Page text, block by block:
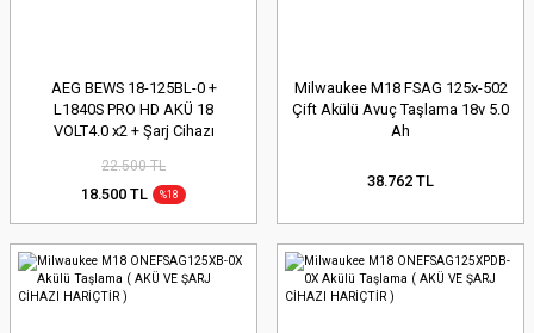
AEG BEWS 18-125BL-0 +
L1840S PRO HD AKÜ 18
VOLT4.0 x2 + Şarj Cihazı
22.500 TL
18.500 TL %18
Milwaukee M18 FSAG 125x-502
Çift Akülü Avuç Taşlama 18v 5.0
Ah
38.762 TL